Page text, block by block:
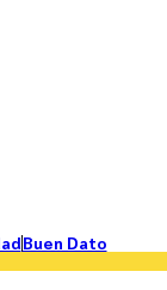
Buen Dato